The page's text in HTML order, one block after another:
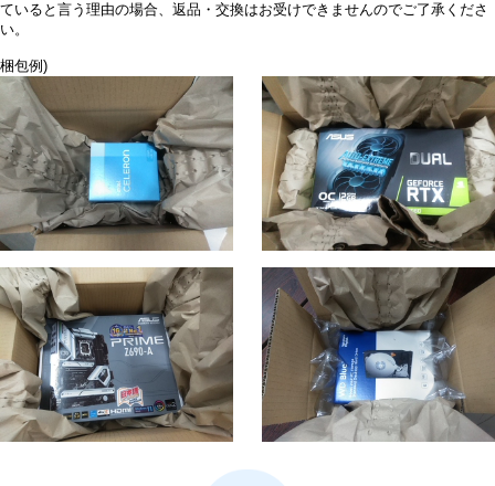
ていると言う理由の場合、返品・交換はお受けできませんのでご了承くださ
い。
梱包例)